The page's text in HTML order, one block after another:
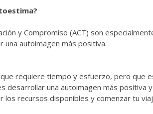
y Compromiso (ACT) son
autoimagen más positiva.
requiere tiempo y esfuerzo, pero que
desarrollar una autoimagen más positiva
recursos disponibles y comenzar tu